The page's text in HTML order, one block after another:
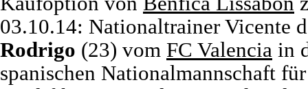
03.10.14: Nationaltrainer Vicente
Rodrigo (23) vom FC Valencia in
spanischen Nationalmannschaft